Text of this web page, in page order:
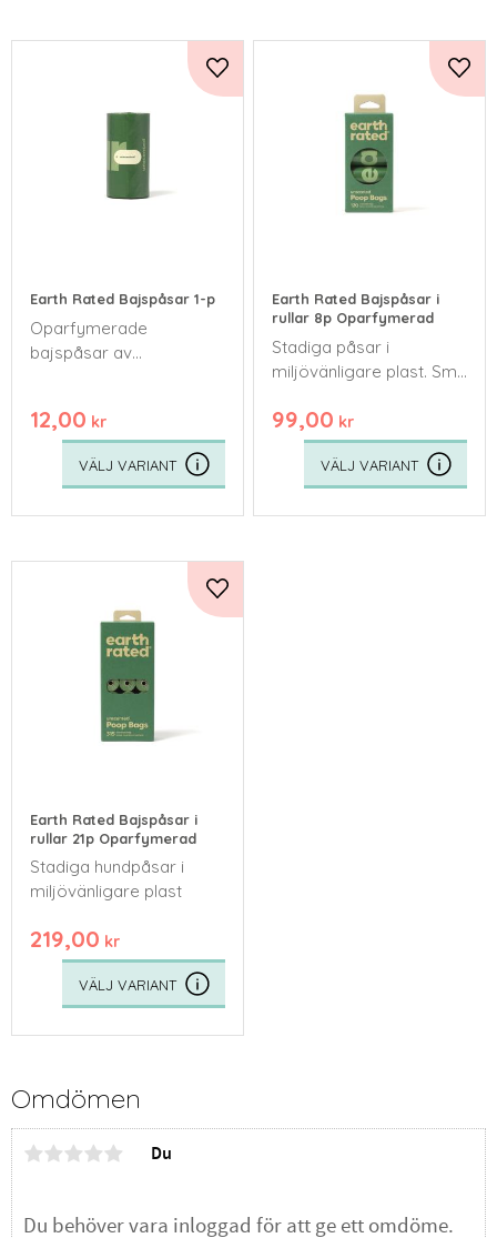
Omdömen
Du
Earth Rated Bajspåsar 1-p
Oparfymerade
bajspåsar av
12,00 kr
Lägg till i favoriter
Earth Rated Bajspåsar i
rullar 8p Oparfymerad
Stadiga påsar i
miljövänligare plast. Små
ha med sig ut på
promenaden
99,00 kr
Earth Rated Bajspåsar i
rullar 21p Oparfymerad
Stadiga hundpåsar i
miljövänligare plast
219,00 kr
Lägg till i favoriter